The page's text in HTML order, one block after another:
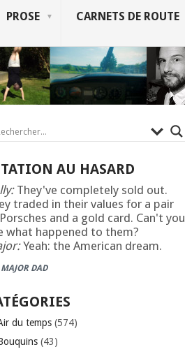
PROSE CARNETS DE ROUTE
AU HASARD
They've completely sold out.
traded in their values for a pair
and a gold card. Can't you
what happened to them?
Yeah: the American dream.
MAJOR DAD
du temps (574)
(43)